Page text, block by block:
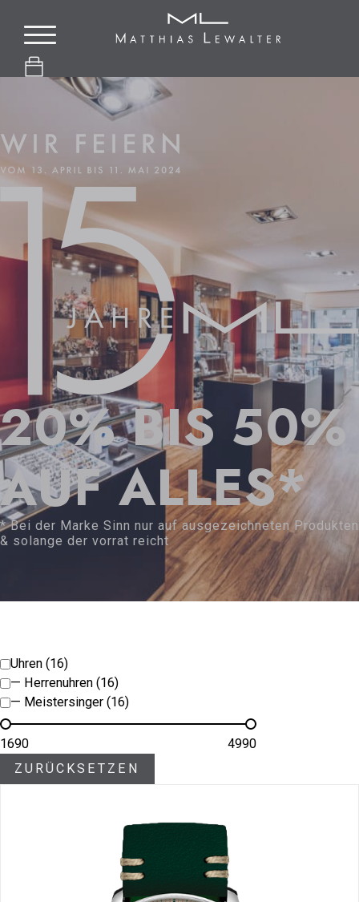
20% BIS 50%
AUF ALLES*
* Bei der Marke Sinn nur auf ausgezeichneten Produkten
& solange der vorrat reicht
Uhren (16)
— Herrenuhren (16)
— Meistersinger (16)
1690
4990
ZURÜCKSETZEN